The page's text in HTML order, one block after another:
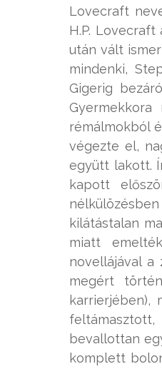
Lovecraft
H.P.
után vált
mindenki,
Gigerig
rémálmokból
végezte el,
együtt lakott.
kapott
kilátástalan
miatt
novellájával
megért
bevallottan
komplett